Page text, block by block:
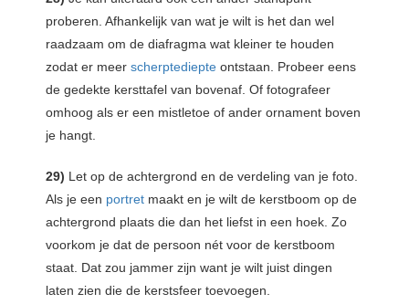
proberen. Afhankelijk van wat je wilt is het dan wel
raadzaam om de diafragma wat kleiner te houden
zodat er meer scherptediepte ontstaan. Probeer eens
de gedekte kersttafel van bovenaf. Of fotografeer
omhoog als er een mistletoe of ander ornament boven
je hangt.
29) Let op de achtergrond en de verdeling van je foto.
Als je een portret maakt en je wilt de kerstboom op de
achtergrond plaats die dan het liefst in een hoek. Zo
voorkom je dat de persoon nét voor de kerstboom
staat. Dat zou jammer zijn want je wilt juist dingen
laten zien die de kerstsfeer toevoegen.